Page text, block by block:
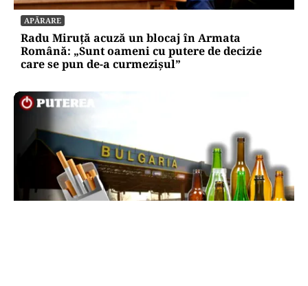
APĂRARE
Radu Miruță acuză un blocaj în Armata
Română: „Sunt oameni cu putere de decizie
care se pun de-a curmezișul”